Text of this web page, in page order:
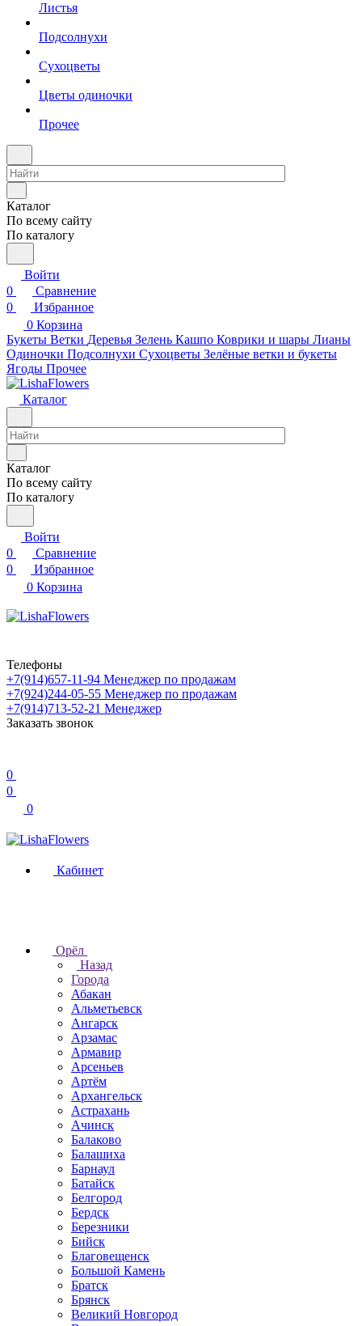
Листья
Подсолнухи
Сухоцветы
Цветы одиночки
Прочее
Каталог
По всему сайту
По каталогу
Войти
0
Сравнение
0
Избранное
0 Корзина
Букеты Ветки Деревья Зелень Кашпо Коврики и шары Лианы
Одиночки Подсолнухи Сухоцветы Зелёные ветки и букеты
Ягоды Прочее
Каталог
Каталог
По всему сайту
По каталогу
Войти
0
Сравнение
0
Избранное
0 Корзина
Телефоны
+7(914)657-11-94 Менеджер по продажам
+7(924)244-05-55 Менеджер по продажам
+7(914)713-52-21 Менеджер
Заказать звонок
0
0
0
Кабинет
Орёл
Назад
Города
Абакан
Альметьевск
Ангарск
Арзамас
Армавир
Арсеньев
Артём
Архангельск
Астрахань
Ачинск
Балаково
Балашиха
Барнаул
Батайск
Белгород
Бердск
Березники
Бийск
Благовещенск
Большой Камень
Братск
Брянск
Великий Новгород